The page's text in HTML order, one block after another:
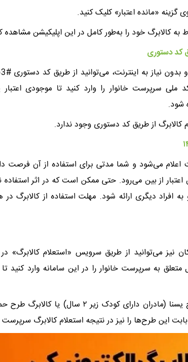
گزینه «مانده اعتبار» کلیک کنید.
به کالابرگ خود را به‌طور کامل در این اپلیکیشن مشاهده
کد دستوری
ملی سرپرست خانوار را وارد کنید تا موجودی
شود.
کالابرگ از طریق کد دستوری وجود ندارد.
اعلام می‌شود و شما مدتی برای استفاده از آن فرصت
اعتبار از بین می‌رود. حتی ممکن است که در اثر استفاده
افراد دیگری ارائه شود. مهلت استفاده از کالابرگ
به سرپرست خانوار را در این سامانه وارد کنید
اگر مشمول دریافت کالابرگ طرح یسنا (مادران
این طرح‌ها را نیز در نتیجه استعلام کالابرگ